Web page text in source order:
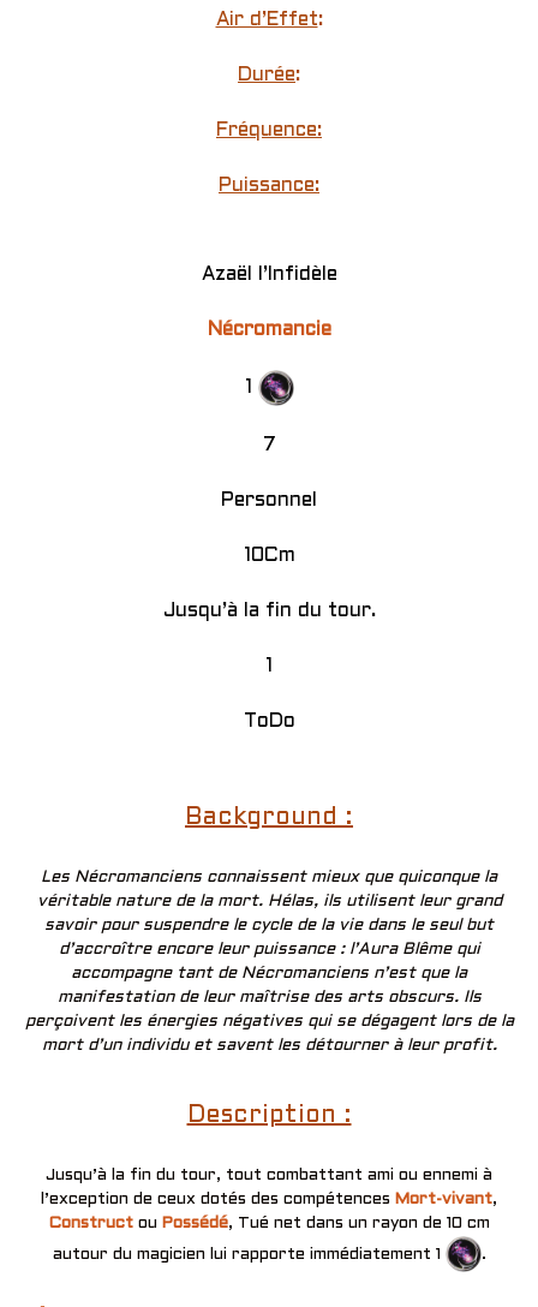
Air d’Effet:
Durée:
Fréquence:
Puissance:
Azaël l’Infidèle
Nécromancie
7
Personnel
10Cm
Jusqu’à la fin du tour.
ToDo
Background :
Les Nécromanciens connaissent mieux que quiconque la
véritable nature de la mort. Hélas, ils utilisent leur grand
savoir pour suspendre le cycle de la vie dans le seul but
d’accroître encore leur puissance : l’Aura Blême qui
accompagne tant de Nécromanciens n’est que la
manifestation de leur maîtrise des arts obscurs. Ils
perçoivent les énergies négatives qui se dégagent lors de la
mort d’un individu et savent les détourner à leur profit.
Description :
Jusqu’à la fin du tour, tout combattant ami ou ennemi à
l’exception de ceux dotés des compétences Mort-vivant,
Constructou Possédé, Tué net dans un rayon de 10 cm
autour du magicien lui rapporte immédiatement 1
.